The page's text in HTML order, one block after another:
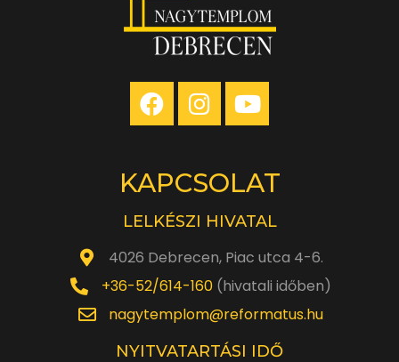
KAPCSOLAT
LELKÉSZI HIVATAL
4026 Debrecen, Piac utca 4-6.
+36-52/614-160(hivatali időben)
nagytemplom@reformatus.hu
NYITVATARTÁSI IDŐ